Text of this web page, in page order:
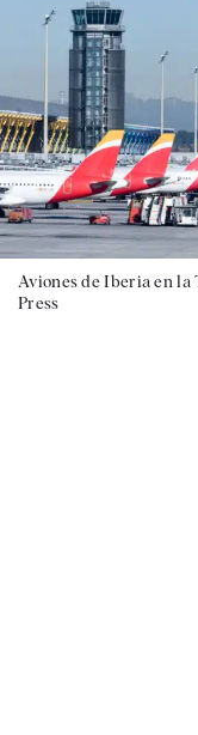
Aviones de Iberia en la
Press